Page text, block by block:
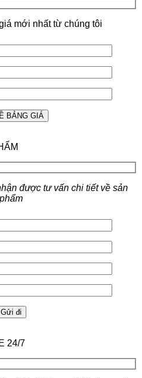
mới nhất từ chúng tôi
được tư vấn chi tiết về sản
phẩm
24/7